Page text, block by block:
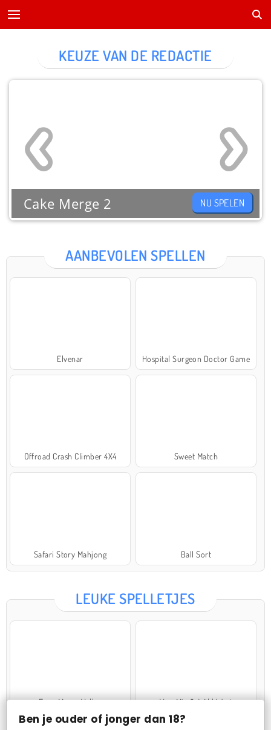
Ben je ouder of jonger dan 18?
AANBEVOLEN SPELLEN
Elvenar Hospital Surgeon Doctor Game
Offroad Crash Climber 4X4 Sweet Match
Safari Story Mahjong Ball Sort
KEUZE VAN DE REDACTIE
Cake Merge 2 NU SPELEN
LEUKE SPELLETJES
Farm Merge Valley VegaMix 2: Wild West